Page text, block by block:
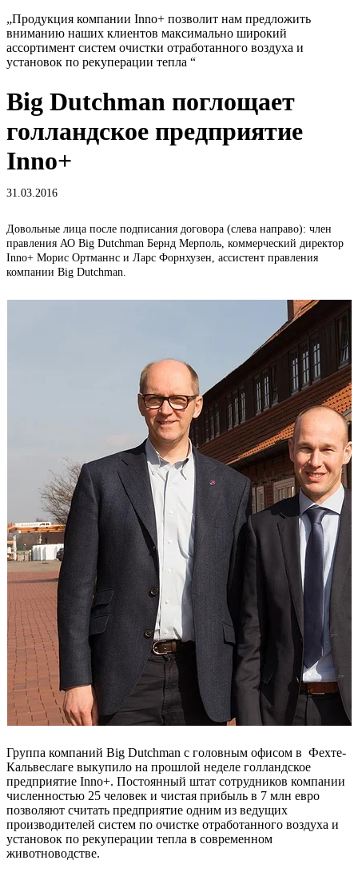
„Продукция компании Inno+ позволит нам предложить
вниманию наших клиентов максимально широкий
ассортимент систем очистки отработанного воздуха и
установок по рекуперации тепла “
Big Dutchman поглощает
голландское предприятие
Inno+
31.03.2016
Довольные лица после подписания договора (слева направо): член
правления АО Big Dutchman Бернд Мерполь, коммерческий директор
Inno+ Морис Ортманнс и Ларс Форнхузен, ассистент правления
компании Big Dutchman.
Группа компаний Big Dutchman с головным офисом в Фехте-
Кальвеслаге выкупило на прошлой неделе голландское
предприятие Inno+. Постоянный штат сотрудников компании
численностью 25 человек и чистая прибыль в 7 млн евро
позволяют считать предприятие одним из ведущих
производителей систем по очистке отработанного воздуха и
установок по рекуперации тепла в современном
животноводстве.